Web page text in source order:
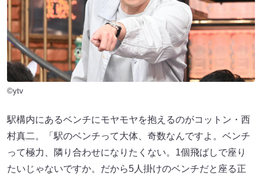
©ytv
駅構内にあるベンチにモヤモヤを抱えるのがコットン・西
村真二。「駅のベンチって大体、奇数なんですよ。ベンチ
って極力、隣り合わせになりたくない。1個飛ばしで座り
たいじゃないですか。だから5人掛けのベンチだと座る正